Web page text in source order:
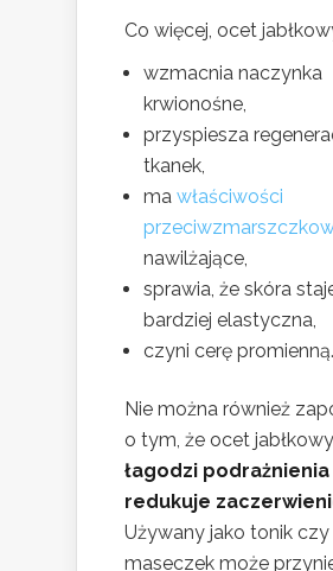
Co więcej, ocet
wzmacnia naczynka
krwionośne,
przyspiesza
tkanek,
ma właściwości
nawilżające,
sprawia, że skóra
bardziej elastyczna,
czyni cerę promienną.
Nie można również
o tym, że ocet jabłkowy
łagodzi
redukuje
Używany jako tonik czy
maseczek może